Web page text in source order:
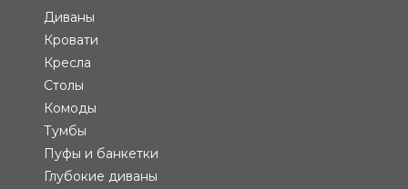
Диваны
Кровати
Кресла
Столы
Комоды
Тумбы
Пуфы и банкетки
Глубокие диваны